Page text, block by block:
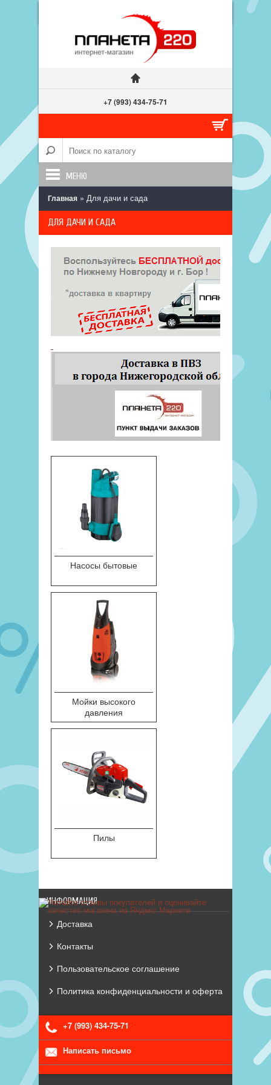
+7 (993) 434-75-71
МЕНЮ
Главная » Для дачи и сада
ДЛЯ ДАЧИ И САДА
Насосы бытовые
Мойки высокого
давления
Пилы
ИНФОРМАЦИЯ
Доставка
Контакты
Пользовательское соглашение
Политика конфиденциальности и оферта
+7 (993) 434-75-71
Написать письмо